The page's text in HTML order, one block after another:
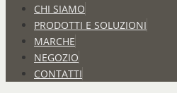
CHI SIAMO
PRODOTTI E SOLUZIONI
MARCHE
NEGOZIO
CONTATTI